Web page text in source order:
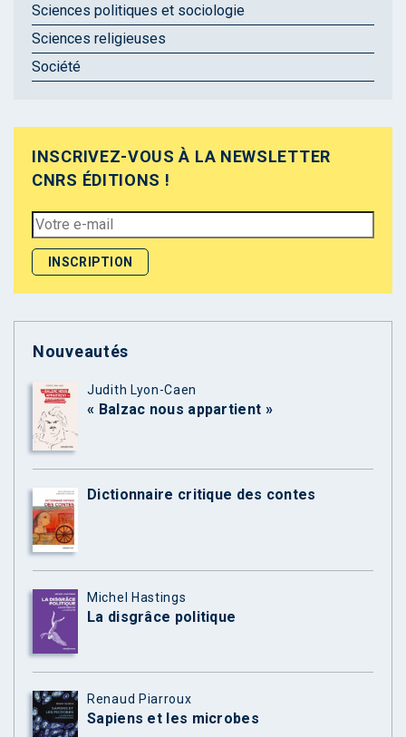
Sciences politiques et sociologie
Sciences religieuses
Société
INSCRIVEZ-VOUS À LA NEWSLETTER
CNRS ÉDITIONS !
Nouveautés
Judith Lyon-Caen
« Balzac nous appartient »
Dictionnaire critique des contes
Michel Hastings
La disgrâce politique
Renaud Piarroux
Sapiens et les microbes